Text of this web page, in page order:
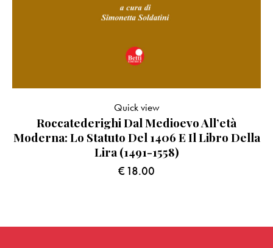
Roccatederighi Dal Medioevo All’età
Moderna: Lo Statuto Del 1406 E Il Libro Della
Lira (1491-1558)
€18.00
Quick view